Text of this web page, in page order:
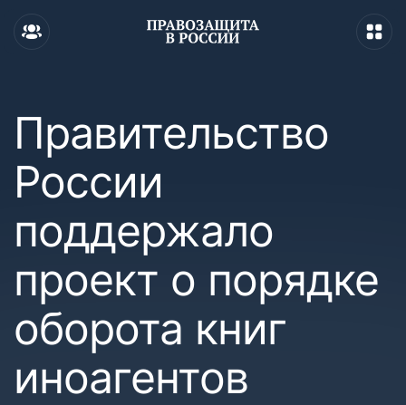
Правительство
России
поддержало
проект о порядке
оборота книг
иноагентов